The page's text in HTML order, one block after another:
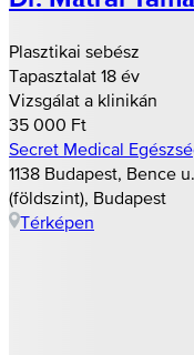
Plasztikai sebész
Tapasztalat 18 év
Vizsgálat a klinikán
35 000 Ft
Secret Medical
1138 Budapest, Bence
(földszint), Budapest
Térképen